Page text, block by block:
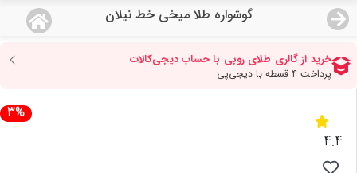
گوشواره طلا میخی خط نیلان
منو
صفحه اصلی
دسته بندی محصولات
نمایندگی ها
3%
4.4